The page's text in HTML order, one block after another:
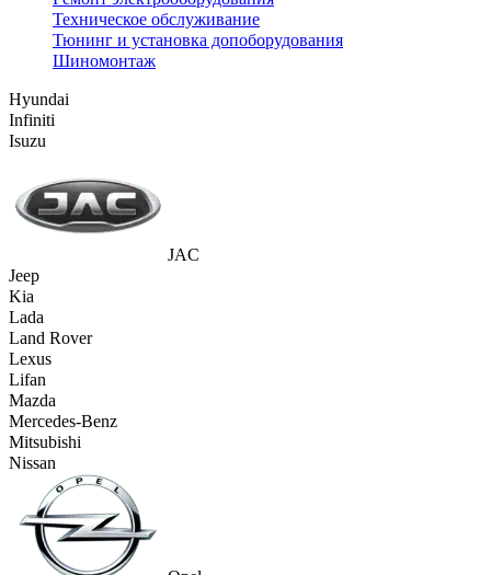
Техническое обслуживание
Тюнинг и установка допоборудования
Шиномонтаж
Hyundai
Infiniti
Isuzu
JAC
Jeep
Kia
Lada
Land Rover
Lexus
Lifan
Mazda
Mercedes-Benz
Mitsubishi
Nissan